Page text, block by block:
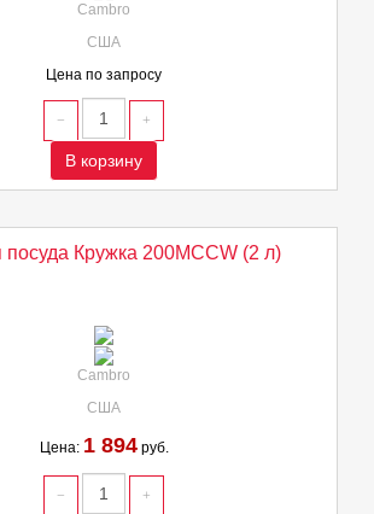
Cambro
США
Цена по запросу
В корзину
Кружка 200MCCW (2 л)
Cambro
США
Цена: 1 894руб.